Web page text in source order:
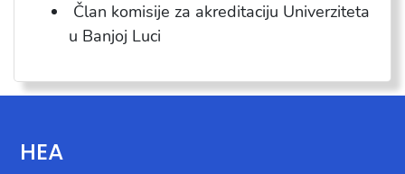
Član komisije za akreditaciju Univerziteta
u Banjoj Luci
HEA